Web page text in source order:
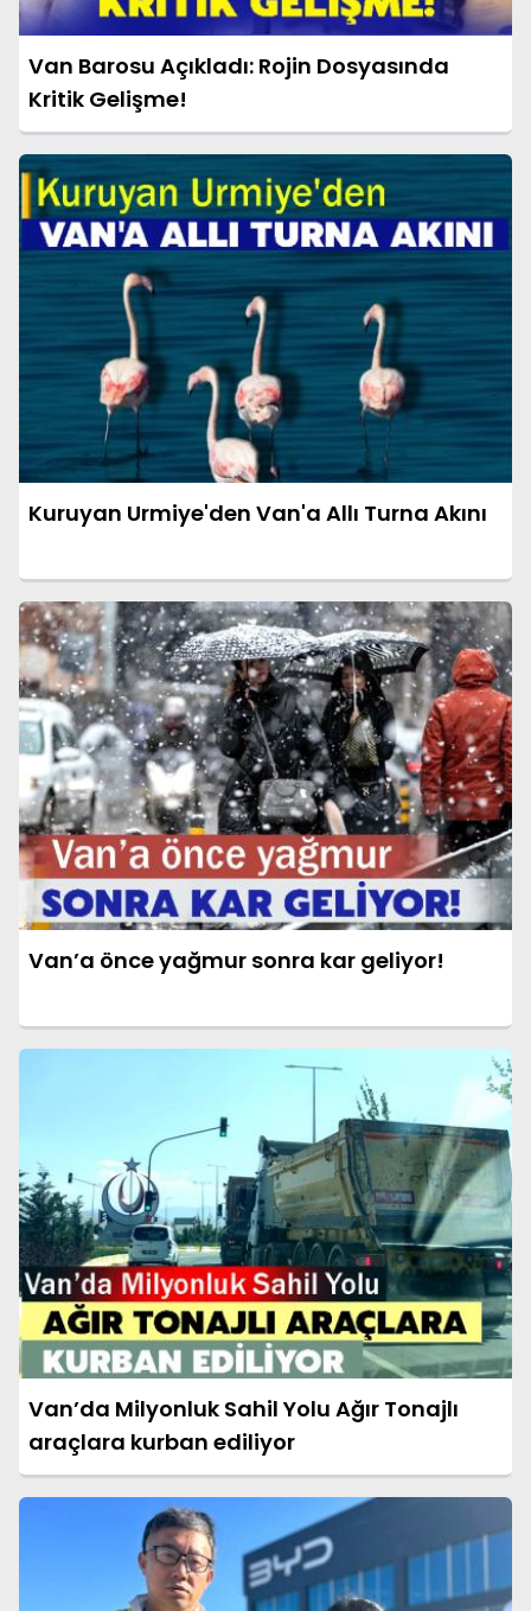
Van Barosu Açıkladı: Rojin Dosyasında
Kritik Gelişme!
Kuruyan Urmiye'den Van'a Allı Turna Akını
Van’a önce yağmur sonra kar geliyor!
Van’da Milyonluk Sahil Yolu Ağır Tonajlı
araçlara kurban ediliyor